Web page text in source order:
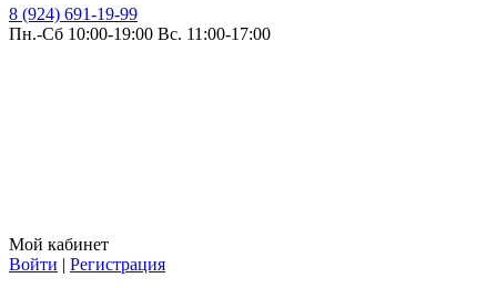
8 (924) 691-19-99
Пн.-Сб 10:00-19:00 Вс. 11:00-17:00
Мой кабинет
Войти | Регистрация